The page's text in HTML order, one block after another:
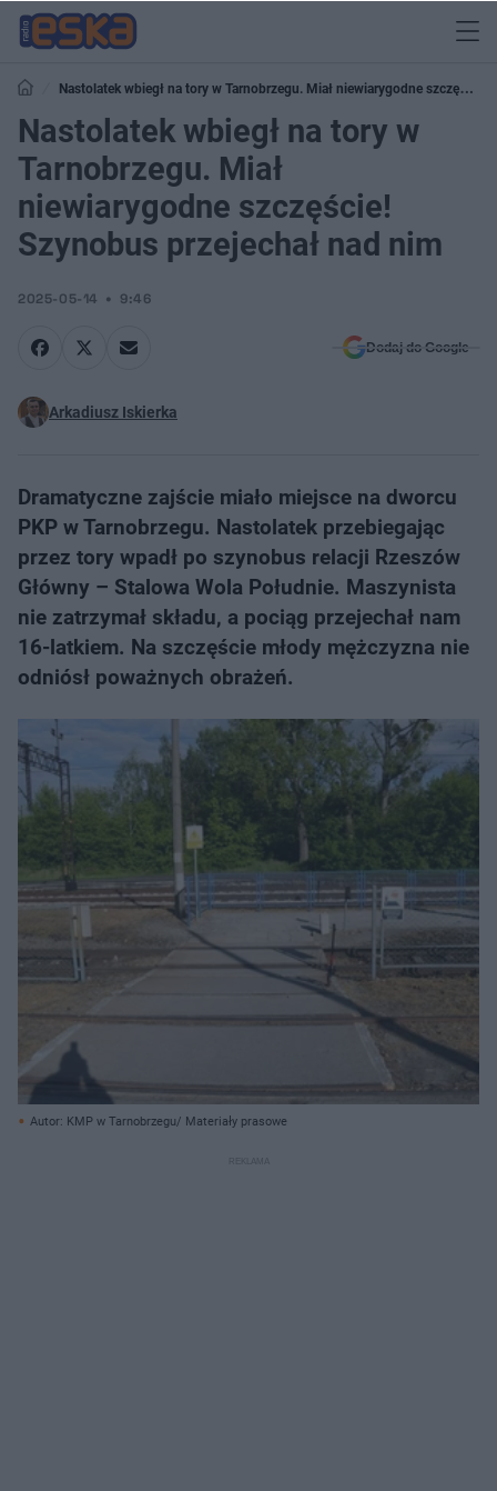
Nastolatek wbiegł na tory w Tarnobrzegu. Miał niewiarygodne szczęście!
Szynobus przejechał nad nim
Nastolatek wbiegł na tory w
Tarnobrzegu. Miał
niewiarygodne szczęście!
Szynobus przejechał nad nim
2025-05-14 9:46
Dodaj do Google
Arkadiusz Iskierka
Dramatyczne zajście miało miejsce na dworcu
PKP w Tarnobrzegu. Nastolatek przebiegając
przez tory wpadł po szynobus relacji Rzeszów
Główny – Stalowa Wola Południe. Maszynista
nie zatrzymał składu, a pociąg przejechał nam
16-latkiem. Na szczęście młody mężczyzna nie
odniósł poważnych obrażeń.
Autor: KMP w Tarnobrzegu/ Materiały prasowe